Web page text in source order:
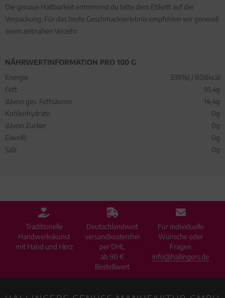
Die genaue Haltbarkeit entnimmst du bitte dem Etikett auf der
Verpackung. Für das beste Geschmackserlebnis empfehlen wir generell
einen zeitnahen Verzehr.
NÄHRWERTINFORMATION PRO 100 G
Energie
3381kJ / 808kcal
Fett
91,4g
davon ges. Fettsäuren
14,4g
Kohlenhydrate
0g
davon Zucker
0g
Eiweiß
0g
Salz
0g
Traditionelle
Handwerkskunst
mit Hand und Herz
Deutschlandweit
versandkostenfrei
per DHL
ab 90 €
Bestellwert
Für individuelle
Wünsche oder
Fragen
info@hallingers.de